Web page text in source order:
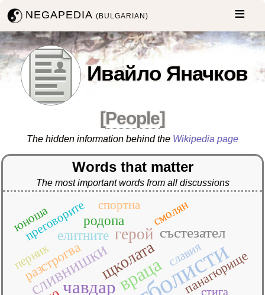
NEGAPEDIA(BULGARIAN)
Ивайло Яначков
[People]
The hidden information behind the Wikipedia page
Words that matter
The most important words from all discussions
враца
чавдар
сливнишкищколата
герой състезател
елитните
разстрогва
родопа
панагюрище
перник
преговорите
славия
смолян
спортна
юноша
стига